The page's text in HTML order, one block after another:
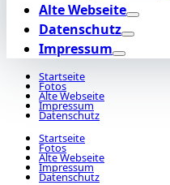
Alte Webseite
Datenschutz
Impressum
Startseite
Fotos
Alte Webseite
Impressum
Datenschutz
Startseite
Fotos
Alte Webseite
Impressum
Datenschutz